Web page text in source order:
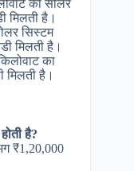
का सोलर
मिलती है।
सिस्टम
मिलती है।
का
मिलती है।
है?
₹1,20,000